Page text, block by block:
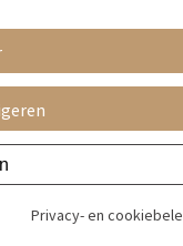
Privacy- en